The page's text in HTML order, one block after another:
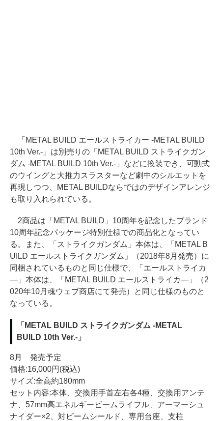
「METAL BUILD エールストライカー -METAL BUILD
10th Ver.-」は別売りの「METAL BUILD ストライクガン
ダム -METAL BUILD 10th Ver.-」などに換装でき、可動式
のウイングと大推力スラスターなど劇中のシルエットを
再現しつつ、METAL BUILDならではのデザインアレンジ
も取り入れられている。
2商品は「METAL BUILD」10周年を記念したブランド
10周年記念パッケージ特別仕様での商品化となってい
る。また、「ストライクガンダム」本体は、「METAL B
UILD エールストライクガンダム」（2018年8月発売）に
同梱されているものと同じ仕様で、「エールストライカ
―」本体は、「METAL BUILD エールストライカ―」（2
020年10月魂ウェブ商店にて発売）と同じ仕様のものと
なっている。
「METAL BUILD ストライクガンダム -METAL
BUILD 10th Ver.-」
8月 発売予定
価格:16,000円(税込)
サイズ:全高約180mm
セット内容:本体、交換用手首左右各4種、交換用アンテ
ナ、57mm高エネルギービームライフル、アーマーシュ
ナイダー×2、対ビームシールド、専用台座、支柱